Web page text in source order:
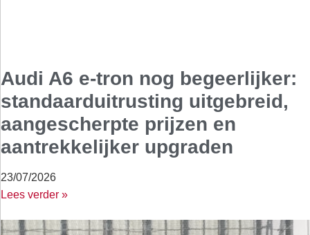
Audi A6 e-tron nog begeerlijker:
standaarduitrusting uitgebreid,
aangescherpte prijzen en
aantrekkelijker upgraden
23/07/2026
Lees verder »